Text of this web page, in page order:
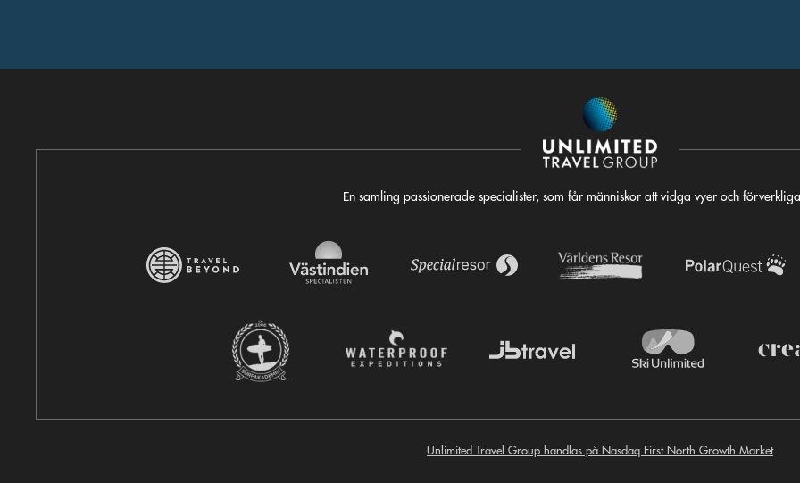
En samling passionerade specialister, som får människor att vidga vyer och
Unlimited Travel Group handlas på Nasdaq First North Growth Market